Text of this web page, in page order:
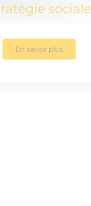
sociale
En savoir plus